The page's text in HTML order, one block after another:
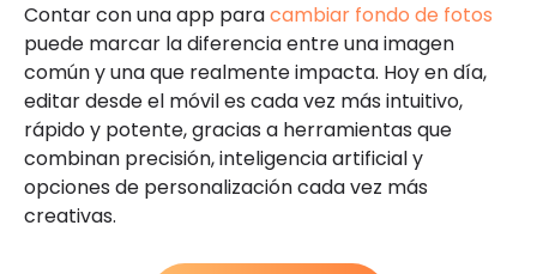
Contar con una app paracambiar fondo de fotos
puede marcar la diferencia entre una imagen
común y una que realmente impacta. Hoy en día,
editar desde el móvil es cada vez más intuitivo,
rápido y potente, gracias a herramientas que
combinan precisión, inteligencia artificial y
opciones de personalización cada vez más
creativas.